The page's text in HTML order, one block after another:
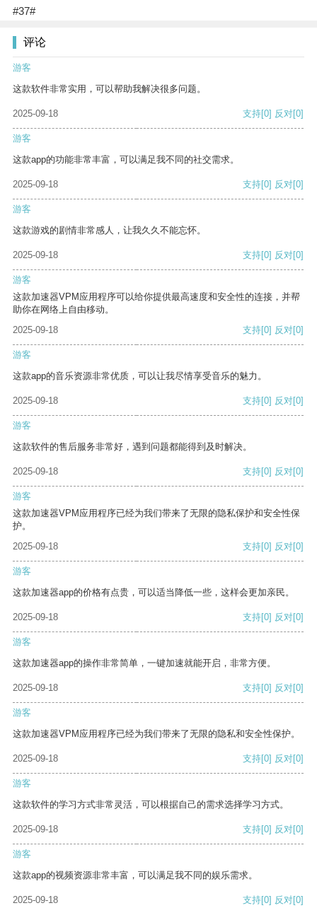
#37#
评论
游客
这款软件非常实用，可以帮助我解决很多问题。
2025-09-18 支持[0] 反对[0]
游客
这款app的功能非常丰富，可以满足我不同的社交需求。
2025-09-18 支持[0] 反对[0]
游客
这款游戏的剧情非常感人，让我久久不能忘怀。
2025-09-18 支持[0] 反对[0]
游客
这款加速器VPM应用程序可以给你提供最高速度和安全性的连接，并帮
助你在网络上自由移动。
2025-09-18
支持[0] 反对[0]
游客
这款app的音乐资源非常优质，可以让我尽情享受音乐的魅力。
2025-09-18 支持[0] 反对[0]
游客
这款软件的售后服务非常好，遇到问题都能得到及时解决。
2025-09-18 支持[0] 反对[0]
游客
这款加速器VPM应用程序已经为我们带来了无限的隐私保护和安全性保
护。
2025-09-18
支持[0] 反对[0]
游客
这款加速器app的价格有点贵，可以适当降低一些，这样会更加亲民。
2025-09-18 支持[0] 反对[0]
游客
这款加速器app的操作非常简单，一键加速就能开启，非常方便。
2025-09-18 支持[0] 反对[0]
游客
这款加速器VPM应用程序已经为我们带来了无限的隐私和安全性保护。
2025-09-18 支持[0] 反对[0]
游客
这款软件的学习方式非常灵活，可以根据自己的需求选择学习方式。
2025-09-18 支持[0] 反对[0]
游客
这款app的视频资源非常丰富，可以满足我不同的娱乐需求。
2025-09-18 支持[0] 反对[0]